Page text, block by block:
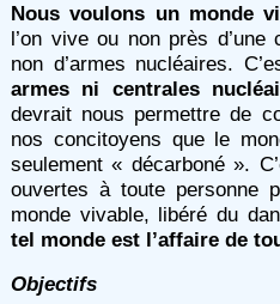
Nous voulons un monde
l’on vive ou non près
non d’armes nucléaires.
armes ni centrales
devrait nous permettre de
nos concitoyens que le
seulement « décarboné ».
ouvertes à toute personne
monde vivable, libéré du
tel monde est l’affaire de
Objectifs